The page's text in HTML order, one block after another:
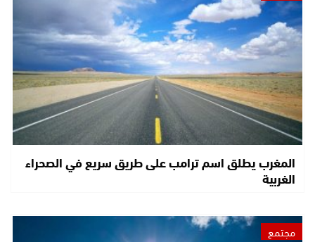
المغرب يطلق اسم ترامب على طريق سريع في الصحراء
الغربية
مجتمع